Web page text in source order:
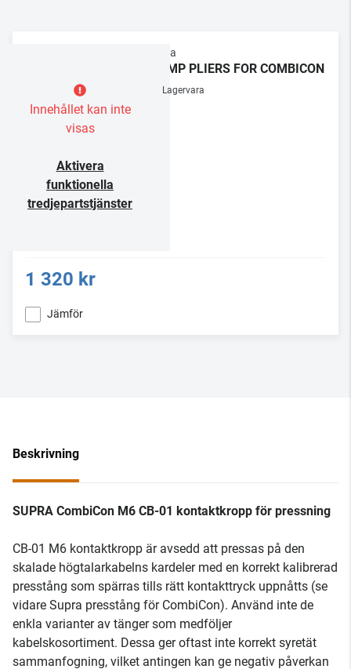
Innehållet kan inte
visas
Aktivera
funktionella
tredjepartstjänster
Supra
CRIMP PLIERS FOR COMBICON
Lagervara
1 320 kr
Jämför
Beskrivning
SUPRA CombiCon M6 CB-01 kontaktkropp för pressning
CB-01 M6 kontaktkropp är avsedd att pressas på den
skalade högtalarkabelns kardeler med en korrekt kalibrerad
presstång som spärras tills rätt kontakttryck uppnåtts (se
vidare Supra presstång för CombiCon). Använd inte de
enkla varianter av tänger som medföljer
kabelskosortiment. Dessa ger oftast inte korrekt syretät
sammanfogning, vilket antingen kan ge negativ påverkan